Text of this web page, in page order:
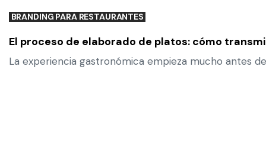
BRANDING PARA RESTAURANTES
El proceso de elaborado de platos: cómo
La experiencia gastronómica empieza mucho antes